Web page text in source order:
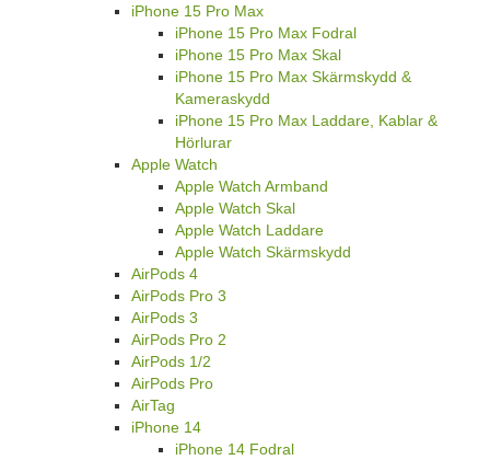
iPhone 15 Pro Max
iPhone 15 Pro Max Fodral
iPhone 15 Pro Max Skal
iPhone 15 Pro Max Skärmskydd &
Kameraskydd
iPhone 15 Pro Max Laddare, Kablar &
Hörlurar
Apple Watch
Apple Watch Armband
Apple Watch Skal
Apple Watch Laddare
Apple Watch Skärmskydd
AirPods 4
AirPods Pro 3
AirPods 3
AirPods Pro 2
AirPods 1/2
AirPods Pro
AirTag
iPhone 14
iPhone 14 Fodral